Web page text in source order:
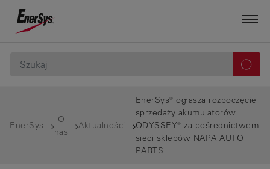
EnerSys
O
nas
Aktualności
EnerSys® ogłasza rozpoczęcie
sprzedaży akumulatorów
ODYSSEY® za pośrednictwem
sieci sklepów NAPA AUTO
PARTS